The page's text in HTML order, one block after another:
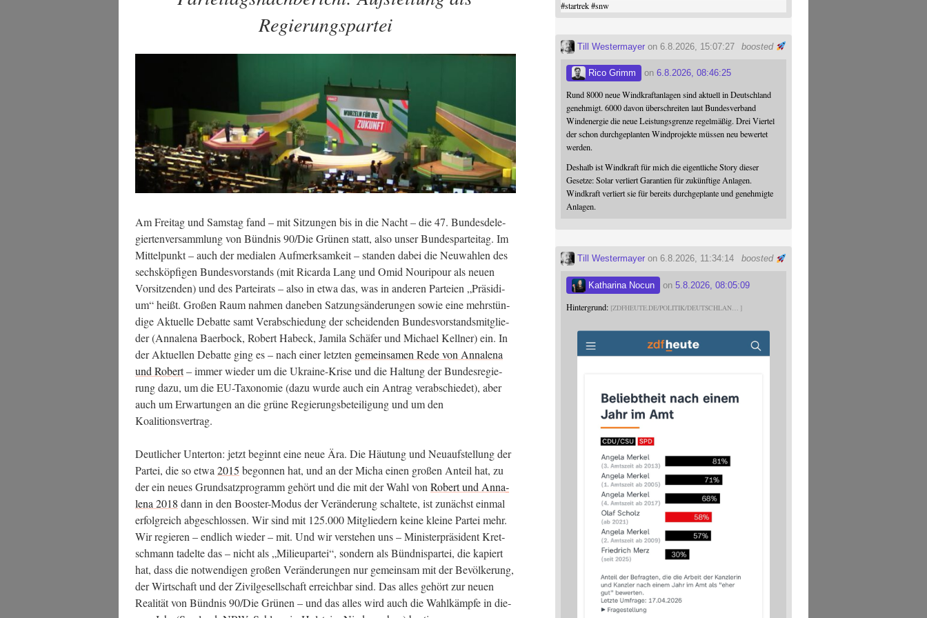
Regierungspartei
Am Frei­tag und Sams­tag fand – mit Sit­zun­gen bis in die Nacht – die 47. Bun­des­de­le­
gier­ten­ver­samm­lung von Bünd­nis 90/Die Grü­nen statt, also unser Bun­des­par­tei­tag. Im
Mit­tel­punkt – auch der media­len Auf­merk­sam­keit – stan­den dabei die Neu­wah­len des
sechs­köp­fi­gen Bun­des­vor­stands (mit Ricar­da Lang und Omid Nou­ri­pour als neu­en
Vor­sit­zen­den) und des Par­tei­rats – also in etwa das, was in ande­ren Par­tei­en „Prä­si­di­
um“ heißt. Gro­ßen Raum nah­men dane­ben Sat­zungs­än­de­run­gen sowie eine mehr­stün­
di­ge Aktu­el­le Debat­te samt Ver­ab­schie­dung der schei­den­den Bun­des­vor­stands­mit­glie­
der (Anna­le­na Baer­bock, Robert Habeck, Jami­la Schä­fer und Micha­el Kell­ner) ein. In
der Aktu­el­len Debat­te ging es – nach einer letz­ten gemein­sa­men Rede von Anna­le­na
und Robert– immer wie­der um die Ukrai­ne-Kri­se und die Hal­tung der Bun­des­re­gie­
rung dazu, um die EU-Taxo­no­mie (dazu wur­de auch ein Antrag ver­ab­schie­det), aber
auch um Erwar­tun­gen an die grü­ne Regie­rungs­be­tei­li­gung und um den
Koalitionsvertrag.
Deut­li­cher Unter­ton: jetzt beginnt eine neue Ära. Die Häu­tung und Neu­auf­stel­lung der
Par­tei, die so etwa2015 begon­nen hat, und an der Micha einen gro­ßen Anteil hat, zu
der ein neu­es Grund­satz­pro­gramm gehört und die mit der Wahl vonRobert und Anna­
le­na 2018 dann in den Boos­ter-Modus der Ver­än­de­rung schal­te­te, ist zunächst ein­mal
erfolg­reich abge­schlos­sen. Wir sind mit 125.000 Mit­glie­dern kei­ne klei­ne Par­tei mehr.
Wir regie­ren – end­lich wie­der – mit. Und wir ver­ste­hen uns – Minis­ter­prä­si­dent Kret­
sch­mann tadel­te das – nicht als „Milieu­par­tei“, son­dern als Bünd­nis­par­tei, die kapiert
hat, dass die not­wen­di­gen gro­ßen Ver­än­de­run­gen nur gemein­sam mit der Bevöl­ke­rung,
der Wirt­schaft und der Zivil­ge­sell­schaft erreich­bar sind. Das alles gehört zur neu­en
Rea­li­tät von Bünd­nis 90/Die Grü­nen – und das alles wird auch die Wahl­kämp­fe in die­
#startrek #snw
boosted
Till Westermayer on 6.8.2026, 15:07:27
Rico Grimm on6.8.2026, 08:46:25
Rund 8000 neue Windkraftanlagen sind aktuell in Deutschland
genehmigt. 6000 davon überschreiten laut Bundesverband
Windenergie die neue Leistungsgrenze regelmäßig. Drei Viertel
der schon durchgeplanten Windprojekte müssen neu bewertet
werden.
Deshalb ist Windkraft für mich die eigentliche Story dieser
Gesetze: Solar verliert Garantien für zukünftige Anlagen.
Windkraft verliert sie für bereits durchgeplante und genehmigte
Anlagen.
boosted
Till Westermayer on 6.8.2026, 11:34:14
Katharina Nocun on5.8.2026, 08:05:09
Hintergrund: ZDFHEUTE.DE/POLITIK/DEUTSCHLAN